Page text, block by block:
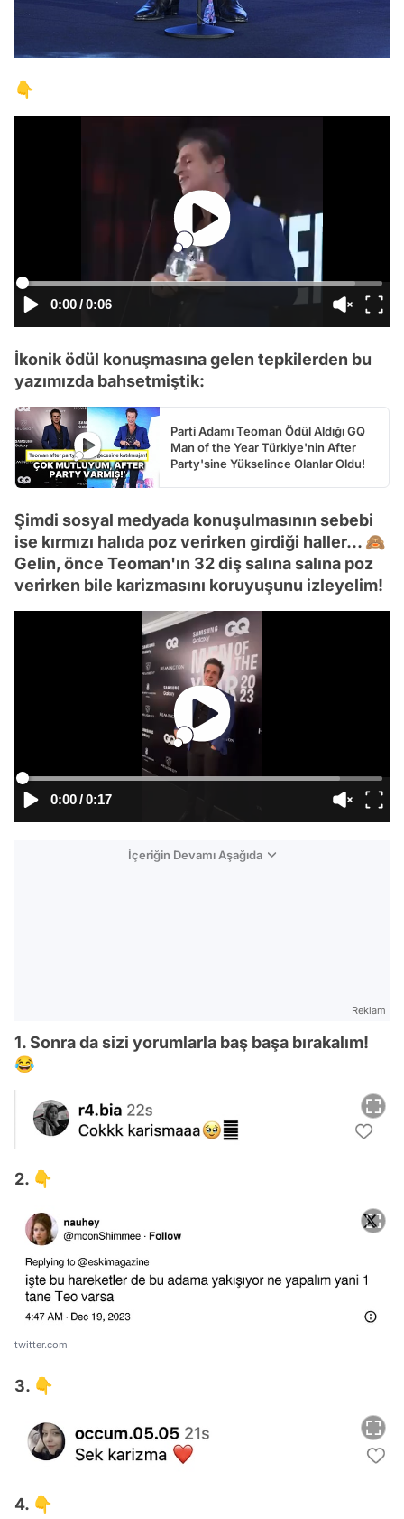
👇
0:00/0:06
İkonik ödül konuşmasına gelen tepkilerden bu
yazımızda bahsetmiştik:
Parti Adamı Teoman Ödül Aldığı GQ
Man of the Year Türkiye'nin After
Party'sine Yükselince Olanlar Oldu!
Şimdi sosyal medyada konuşulmasının sebebi
ise kırmızı halıda poz verirken girdiği haller... 🙈
Gelin, önce Teoman'ın 32 diş salına salına poz
verirken bile karizmasını koruyuşunu izleyelim!
0:00/0:17
İçeriğin Devamı Aşağıda
Reklam
1. Sonra da sizi yorumlarla baş başa bırakalım!
😂
2. 👇
twitter.com
3. 👇
4. 👇